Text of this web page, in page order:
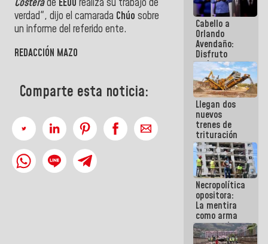
Costerade EEUU realiza su trabajo de
verdad", dijo el camarada Chúo sobre
un informe del referido ente.
REDACCIÓN MAZO
Comparte esta noticia:
Cabello a
Orlando
Avendaño:
Disfruto
cada vez
que escribes
porque lo
que haces
es
embarrarla
Llegan dos
nuevos
trenes de
trituración
para
optimizar
manejo de
escombros
en La Guaira
Necropolítica
opositora:
La mentira
como arma
contra el
Pueblo